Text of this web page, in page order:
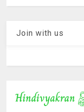
Join with us